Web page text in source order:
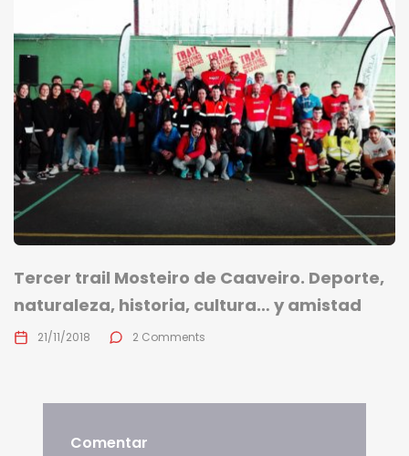
Tercer trail Mosteiro de Caaveiro. Deporte,
naturaleza, historia, cultura… y amistad
21/11/2018 2 Comments
Comentar